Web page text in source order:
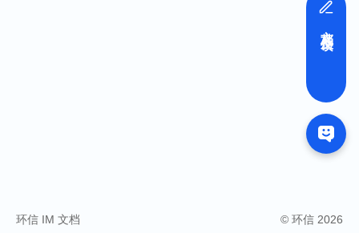
环信 IM 文档 © 环信 2026